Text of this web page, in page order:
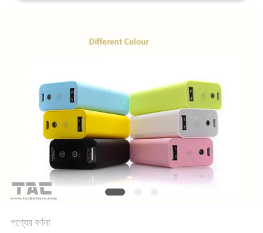
আবেদন
PRIVACY
পণ্যের বর্ণনা